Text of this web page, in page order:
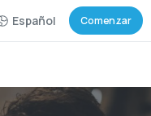
Español Comenzar